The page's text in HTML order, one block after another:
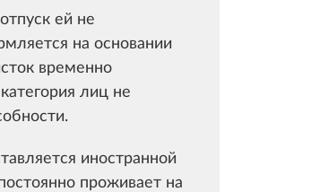
ей не
на основании
временно
лиц не
иностранной
проживает на